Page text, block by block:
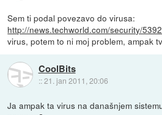
Sem ti podal povezavo do virusa:
http://news.techworld.com/security/
virus, potem to ni moj problem, ampak
CoolBits
::21. jan 2011, 20:06
Ja ampak ta virus na današnjem